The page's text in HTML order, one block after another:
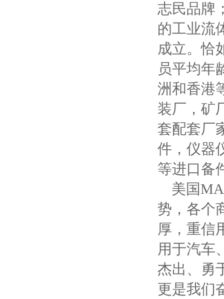
志民品牌
的工业流
成立。恰
员平均年
洲和香港
装厂，矿
套配套厂
件，仪器
等进口备
美国
势，各个
厚，重信
用于汽车
杰出、勇
更是我们